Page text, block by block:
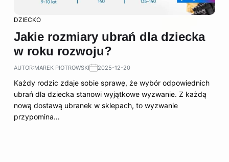
DZIECKO
Jakie rozmiary ubrań dla dziecka
w roku rozwoju?
AUTOR:MAREK PIOTROWSKI 2025-12-20
Każdy rodzic zdaje sobie sprawę, że wybór odpowiednich
ubrań dla dziecka stanowi wyjątkowe wyzwanie. Z każdą
nową dostawą ubranek w sklepach, to wyzwanie
przypomina…